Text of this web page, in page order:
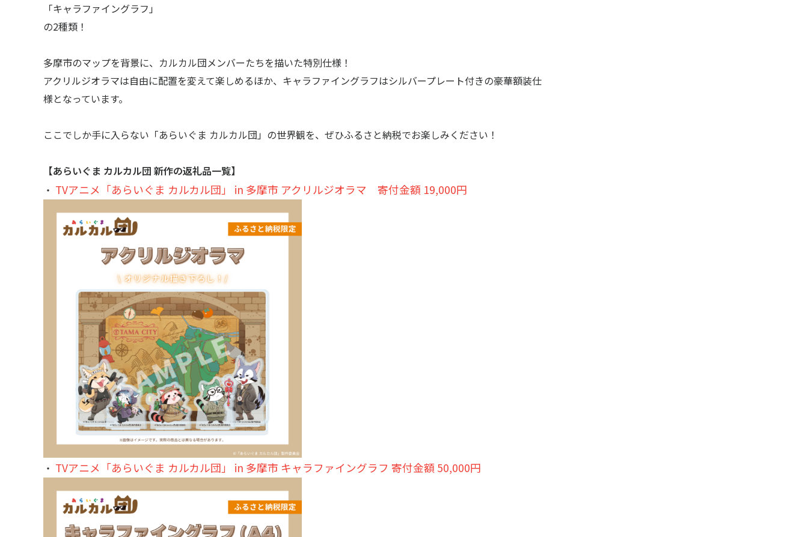
〒104-0061
東京都中央区銀座7丁目13番20号 銀座THビル5F
EN
代表あいさつ
「キャラファイングラフ」
の2種類！
多摩市のマップを背景に、カルカル団メンバーたちを描いた特別仕様！
アクリルジオラマは自由に配置を変えて楽しめるほか、キャラファイングラフはシルバープレート付きの豪華額装仕
様となっています。
ここでしか手に入らない「あらいぐま カルカル団」の世界観を、ぜひふるさと納税でお楽しみください！
【あらいぐま カルカル団 新作の返礼品一覧】
・ TVアニメ「あらいぐま カルカル団」 in 多摩市 アクリルジオラマ 寄付金額 19,000円
・ TVアニメ「あらいぐま カルカル団」 in 多摩市 キャラファイングラフ 寄付金額 50,000円